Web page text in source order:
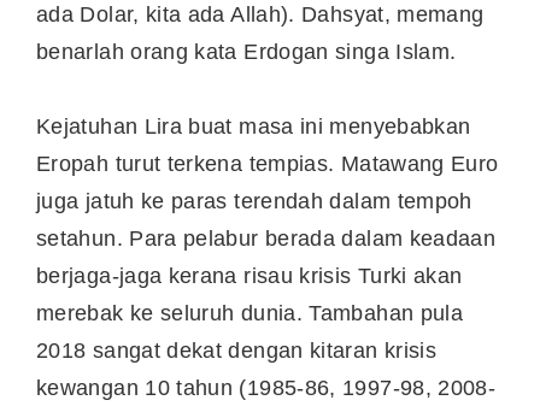
ada Dolar, kita ada Allah). Dahsyat, memang
benarlah orang kata Erdogan singa Islam.
Kejatuhan Lira buat masa ini menyebabkan
Eropah turut terkena tempias. Matawang Euro
juga jatuh ke paras terendah dalam tempoh
setahun. Para pelabur berada dalam keadaan
berjaga-jaga kerana risau krisis Turki akan
merebak ke seluruh dunia. Tambahan pula
2018 sangat dekat dengan kitaran krisis
kewangan 10 tahun (1985-86, 1997-98, 2008-